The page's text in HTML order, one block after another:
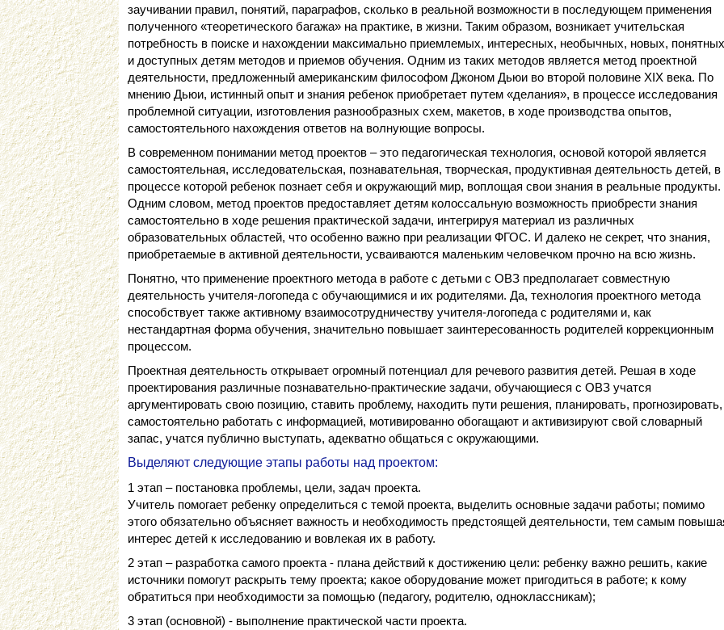
заучивании правил, понятий, параграфов, сколько в реальной возможности в последующем применения
полученного «теоретического багажа» на практике, в жизни. Таким образом, возникает учительская
потребность в поиске и нахождении максимально приемлемых, интересных, необычных, новых, понятных
и доступных детям методов и приемов обучения. Одним из таких методов является метод проектной
деятельности, предложенный американским философом Джоном Дьюи во второй половине XIX века. По
мнению Дьюи, истинный опыт и знания ребенок приобретает путем «делания», в процессе исследования
проблемной ситуации, изготовления разнообразных схем, макетов, в ходе производства опытов,
самостоятельного нахождения ответов на волнующие вопросы.
В современном понимании метод проектов – это педагогическая технология, основой которой является
самостоятельная, исследовательская, познавательная, творческая, продуктивная деятельность детей, в
процессе которой ребенок познает себя и окружающий мир, воплощая свои знания в реальные продукты.
Одним словом, метод проектов предоставляет детям колоссальную возможность приобрести знания
самостоятельно в ходе решения практической задачи, интегрируя материал из различных
образовательных областей, что особенно важно при реализации ФГОС. И далеко не секрет, что знания,
приобретаемые в активной деятельности, усваиваются маленьким человечком прочно на всю жизнь.
Понятно, что применение проектного метода в работе с детьми с ОВЗ предполагает совместную
деятельность учителя-логопеда с обучающимися и их родителями. Да, технология проектного метода
способствует также активному взаимосотрудничеству учителя-логопеда с родителями и, как
нестандартная форма обучения, значительно повышает заинтересованность родителей коррекционным
процессом.
Проектная деятельность открывает огромный потенциал для речевого развития детей. Решая в ходе
проектирования различные познавательно-практические задачи, обучающиеся с ОВЗ учатся
аргументировать свою позицию, ставить проблему, находить пути решения, планировать, прогнозировать,
самостоятельно работать с информацией, мотивированно обогащают и активизируют свой словарный
запас, учатся публично выступать, адекватно общаться с окружающими.
Выделяют следующие этапы работы над проектом:
1 этап – постановка проблемы, цели, задач проекта.
Учитель помогает ребенку определиться с темой проекта, выделить основные задачи работы; помимо
этого обязательно объясняет важность и необходимость предстоящей деятельности, тем самым
интерес детей к исследованию и вовлекая их в работу.
2 этап – разработка самого проекта - плана действий к достижению цели: ребенку важно решить, какие
источники помогут раскрыть тему проекта; какое оборудование может пригодиться в работе; к кому
обратиться при необходимости за помощью (педагогу, родителю, одноклассникам);
3 этап (основной) - выполнение практической части проекта.